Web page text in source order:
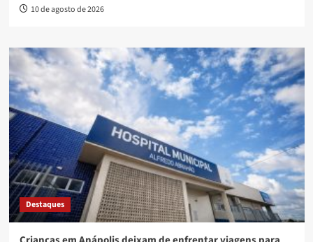
10 de agosto de 2026
Destaques